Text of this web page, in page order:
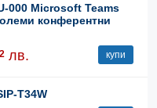
000 Microsoft Teams
конферентни
лв. купи
T34W